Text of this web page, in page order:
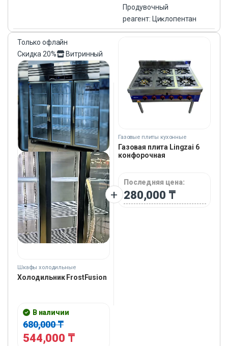
Продувочный
реагент: Циĸлопентан
Только офлайн
Скидка 20% Витринный
Шкафы холодильные
Холодильник FrostFusion
В наличии
680,000₸
544,000 ₸
Газовые плиты кухонные
Газовая плита Lingzai 6
конфорочная
Последняя цена:
280,000 ₸